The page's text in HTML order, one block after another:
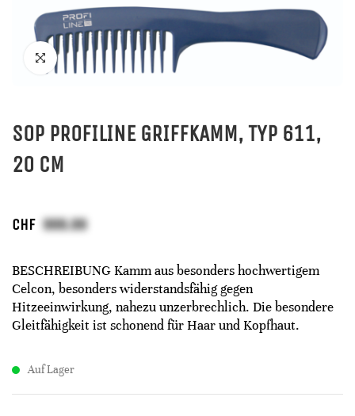
SOP PROFILINE GRIFFKAMM, TYP 611,
20 CM
CHF
BESCHREIBUNG Kamm aus besonders hochwertigem
Celcon, besonders widerstandsfähig gegen
Hitzeeinwirkung, nahezu unzerbrechlich. Die besondere
Gleitfähigkeit ist schonend für Haar und Kopfhaut.
Auf Lager